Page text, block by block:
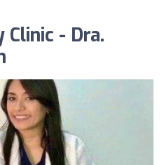
Clinic - Dra.